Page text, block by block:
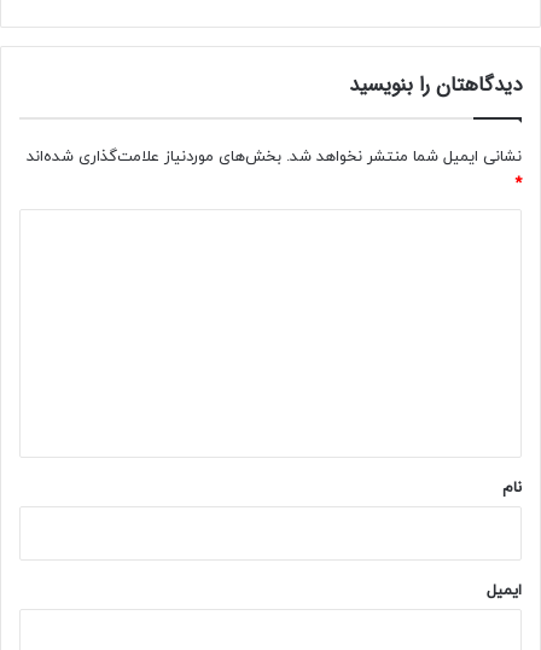
دیدگاهتان را بنویسید
نشانی ایمیل شما منتشر نخواهد شد. بخش‌های موردنیاز علامت‌گذاری شده‌اند
*
نام
ایمیل